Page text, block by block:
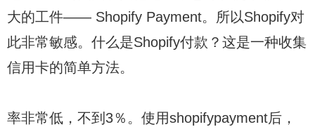
大的工件—— Shopify Payment。所以Shopify对
此非常敏感。什么是Shopify付款？这是一种收集
信用卡的简单方法。
率非常低，不到3％。使用shopifypayment后，